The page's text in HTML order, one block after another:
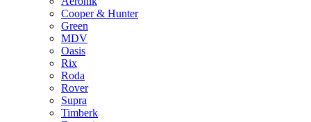
Cooper & Hunter
Green
MDV
Oasis
Rix
Roda
Rover
Supra
Timberk